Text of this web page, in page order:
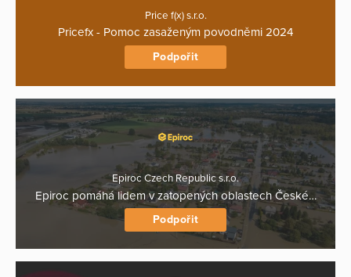
Price f(x) s.r.o.
Pricefx - Pomoc zasaženým povodněmi 2024
Podpořit
Epiroc Czech Republic s.r.o.
Epiroc pomáhá lidem v zatopených oblastech České…
Podpořit